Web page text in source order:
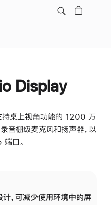
Display
桌上视角功能的 1200 万
棚级麦克风和扬声器，以
口。
，可减少使用环境中的屏